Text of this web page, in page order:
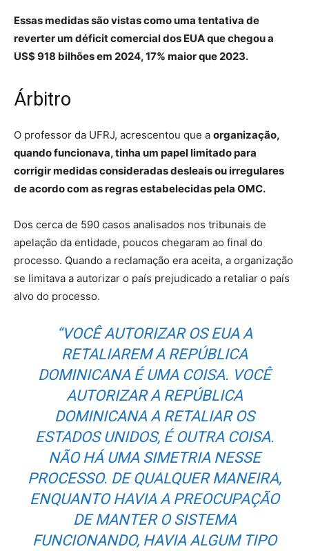
Essas medidas são vistas como uma tentativa de
reverter um déficit comercial dos EUA que chegou a
US$ 918 bilhões em 2024, 17% maior que 2023.
Árbitro
O professor da UFRJ, acrescentou que a organização,
quando funcionava, tinha um papel limitado para
corrigir medidas consideradas desleais ou irregulares
de acordo com as regras estabelecidas pela OMC.
Dos cerca de 590 casos analisados nos tribunais de
apelação da entidade, poucos chegaram ao final do
processo. Quando a reclamação era aceita, a organização
se limitava a autorizar o país prejudicado a retaliar o país
alvo do processo.
“VOCÊ AUTORIZAR OS EUA A
RETALIAREM A REPÚBLICA
DOMINICANA É UMA COISA. VOCÊ
AUTORIZAR A REPÚBLICA
DOMINICANA A RETALIAR OS
ESTADOS UNIDOS, É OUTRA COISA.
NÃO HÁ UMA SIMETRIA NESSE
PROCESSO. DE QUALQUER MANEIRA,
ENQUANTO HAVIA A PREOCUPAÇÃO
DE MANTER O SISTEMA
FUNCIONANDO, HAVIA ALGUM TIPO